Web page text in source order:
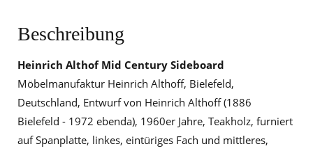
Beschreibung
Heinrich Althof Mid Century Sideboard
Möbelmanufaktur Heinrich Althoff, Bielefeld,
Deutschland, Entwurf von Heinrich Althoff (1886
Bielefeld - 1972 ebenda), 1960er Jahre, Teakholz, furniert
auf Spanplatte, linkes, eintüriges Fach und mittleres,